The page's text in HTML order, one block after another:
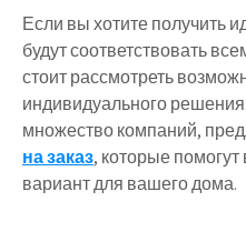
Если вы хотите получить
будут соответствовать
стоит рассмотреть
индивидуального
множество компаний,
на заказ, которые
вариант для вашего дома.